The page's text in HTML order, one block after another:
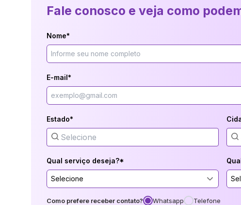
Fale conosco e veja como
Nome*
E-mail*
Estado*
Qual serviço deseja?*
Selecione
Como prefere receber contato? Whatsapp Telefone